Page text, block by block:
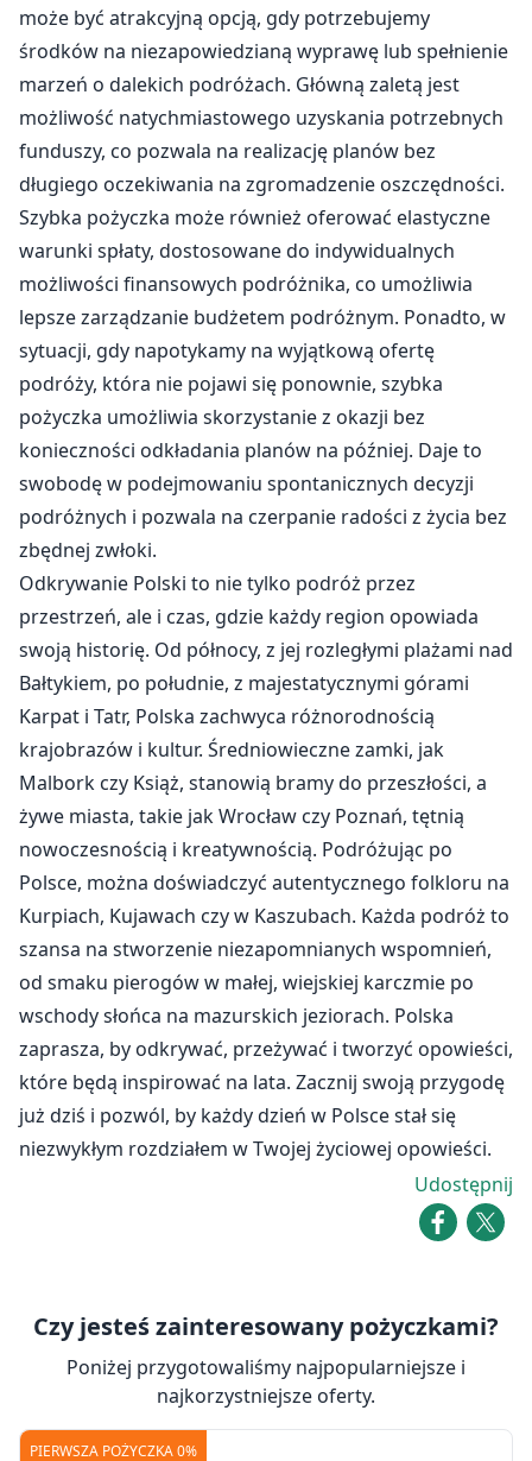
może być atrakcyjną opcją, gdy potrzebujemy
środków na niezapowiedzianą wyprawę lub spełnienie
marzeń o dalekich podróżach. Główną zaletą jest
możliwość natychmiastowego uzyskania potrzebnych
funduszy, co pozwala na realizację planów bez
długiego oczekiwania na zgromadzenie oszczędności.
Szybka pożyczka może również oferować elastyczne
warunki spłaty, dostosowane do indywidualnych
możliwości finansowych podróżnika, co umożliwia
lepsze zarządzanie budżetem podróżnym. Ponadto, w
sytuacji, gdy napotykamy na wyjątkową ofertę
podróży, która nie pojawi się ponownie, szybka
pożyczka umożliwia skorzystanie z okazji bez
konieczności odkładania planów na później. Daje to
swobodę w podejmowaniu spontanicznych decyzji
podróżnych i pozwala na czerpanie radości z życia bez
zbędnej zwłoki.
Odkrywanie Polski to nie tylko podróż przez
przestrzeń, ale i czas, gdzie każdy region opowiada
swoją historię. Od północy, z jej rozległymi plażami nad
Bałtykiem, po południe, z majestatycznymi górami
Karpat i Tatr, Polska zachwyca różnorodnością
krajobrazów i kultur. Średniowieczne zamki, jak
Malbork czy Książ, stanowią bramy do przeszłości, a
żywe miasta, takie jak Wrocław czy Poznań, tętnią
nowoczesnością i kreatywnością. Podróżując po
Polsce, można doświadczyć autentycznego folkloru na
Kurpiach, Kujawach czy w Kaszubach. Każda podróż to
szansa na stworzenie niezapomnianych wspomnień,
od smaku pierogów w małej, wiejskiej karczmie po
wschody słońca na mazurskich jeziorach. Polska
zaprasza, by odkrywać, przeżywać i tworzyć opowieści,
które będą inspirować na lata. Zacznij swoją przygodę
już dziś i pozwól, by każdy dzień w Polsce stał się
niezwykłym rozdziałem w Twojej życiowej opowieści.
Udostępnij
Czy jesteś zainteresowany pożyczkami?
Poniżej przygotowaliśmy najpopularniejsze i
najkorzystniejsze oferty.
PIERWSZA POŻYCZKA 0%